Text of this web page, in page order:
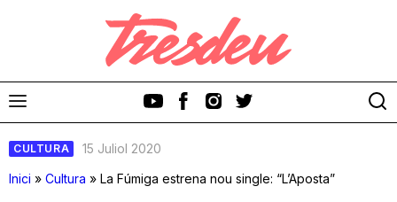
CULTURA
15 Juliol 2020
Inici » Cultura » La Fúmiga estrena nou single: “L’Aposta”